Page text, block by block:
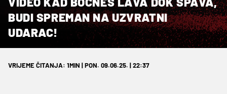
BUDI SPREMAN NA UZVRATNI
UDARAC!
VRIJEME ČITANJA: 1MIN | PON. 09.06.25. | 22:37